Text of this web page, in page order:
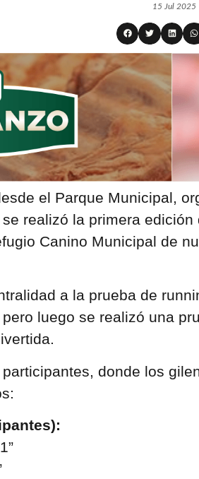
15 Jul 2025
el Parque Municipal,
realizó la primera edición
Canino Municipal de
a la prueba de
luego se realizó una
donde los